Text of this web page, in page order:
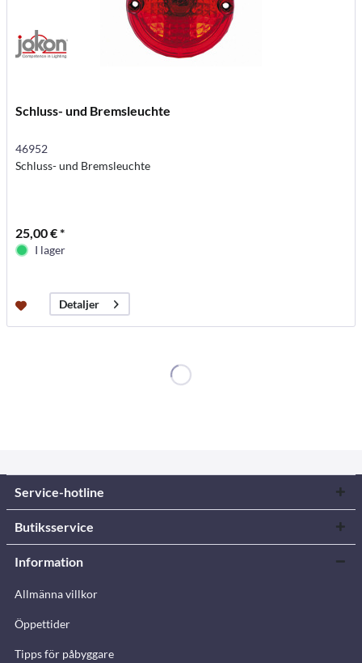
Schluss- und Bremsleuchte
46952
Schluss- und Bremsleuchte
25,00 € *
I lager
Detaljer
Service-hotline
Butiksservice
Information
Allmänna villkor
Öppettider
Tipps för påbyggare